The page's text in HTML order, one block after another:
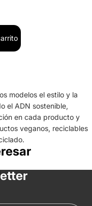
modelos el estilo y la
el ADN sostenible,
en cada producto y
veganos, reciclables